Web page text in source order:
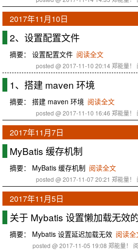
2017年11月10日
2、设置配置文件
摘要： 设置配置文件 阅读全文
posted @ 2017-11-10 20:14 郑能量！
1、搭建 maven 环境
摘要： 搭建 maven 环境 阅读全文
posted @ 2017-11-10 16:46 郑能量！
2017年11月7日
MyBatis 缓存机制
摘要： MyBatis 缓存机制 阅读全文
posted @ 2017-11-07 20:21 郑能量！
2017年11月5日
关于 Mybatis 设置懒加载无效
摘要： Mybatis 设置延迟加载无效 阅读全
posted @ 2017-11-05 19:08 郑能量！